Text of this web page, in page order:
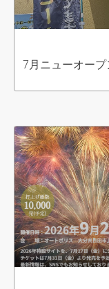
7月ニューオープ